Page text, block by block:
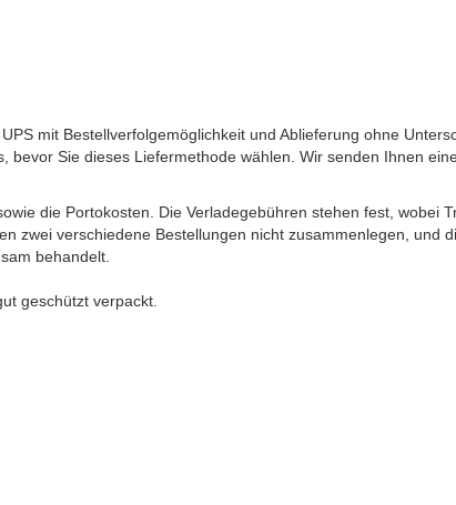
mit Bestellverfolgemöglichkeit und Ablieferung ohne
bevor Sie dieses Liefermethode wählen. Wir senden Ihnen
die Portokosten. Die Verladegebühren stehen fest, wobei
zwei verschiedene Bestellungen nicht zusammenlegen,
behandelt.
geschützt verpackt.